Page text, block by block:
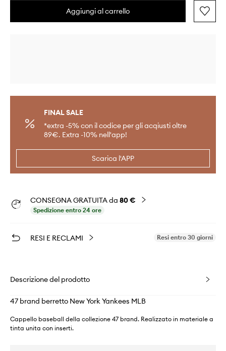
Aggiungi al carrello
FINAL SALE
*extra -5% con il codice per gli acqiusti oltre
89€. Extra -10% nell'app!
Scarica l'APP
CONSEGNA GRATUITA da 80 €
Spedizione entro 24 ore
RESI E RECLAMI Resi entro 30 giorni
Descrizione del prodotto
47 brand berretto New York Yankees MLB
Cappello baseball della collezione 47 brand. Realizzato in materiale a
tinta unita con inserti.